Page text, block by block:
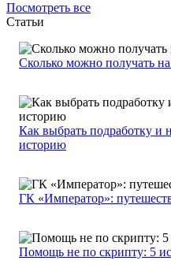
Посмотреть все
Статьи
Сколько можно получать
Как выбрать подработку и
историю
ГК «Император»:
Помощь не по скрипту: 5